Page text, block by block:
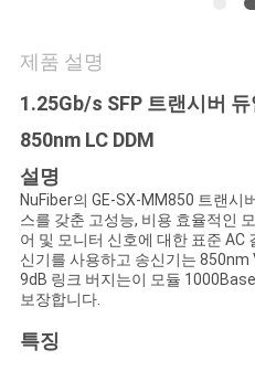
요
뉴
스
인
용
문
제품 설명
1.25Gb/s SFP 트랜시버
850nm LC DDM
설명
NuFiber의 GE-SX-MM850 트랜시
스를 갖춘 고성능, 비용 효율적인
어 및 모니터 신호에 대한 표준 AC
신기를 사용하고 송신기는 850nm
9dB 링크 버지는이 모듈
보장합니다.
특징